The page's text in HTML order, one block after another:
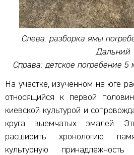
Слева: разборка ямы
Дальний
Справа: детское погребение
На участке, изученном на юге
относящийся к первой
киевской культурой и
круга выемчатых эмалей.
расширить хронологию
культурную